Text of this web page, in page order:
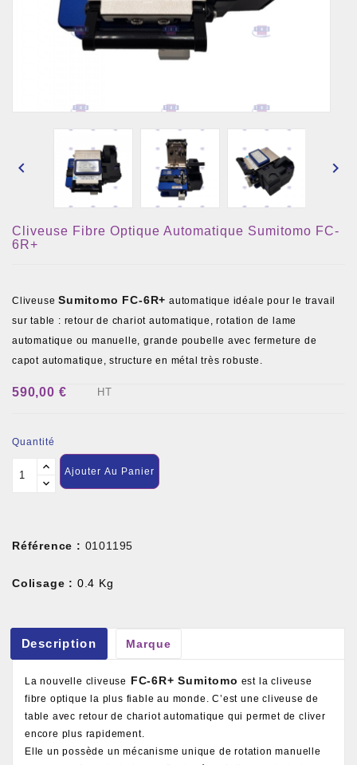
 
Cliveuse Fibre Optique Automatique Sumitomo FC-
6R+
CliveuseSumitomo FC-6R+ automatique idéale pour le travail
sur table : retour de chariot automatique, rotation de lame
automatique ou manuelle, grande poubelle avec fermeture de
capot automatique, structure en métal très robuste.
590,00 € HT
Quantité
Ajouter Au Panier
Référence : 0101195
Colisage : 0.4 Kg
Description Marque
La nouvelle cliveuse FC-6R+ Sumitomo est la cliveuse
fibre optique la plus fiable au monde. C’est une cliveuse de
table avec retour de chariot automatique qui permet de cliver
encore plus rapidement.
Elle un possède un mécanisme unique de rotation manuelle